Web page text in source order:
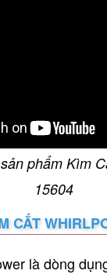
phẩm Kìm
15604
CẮT
là dòng